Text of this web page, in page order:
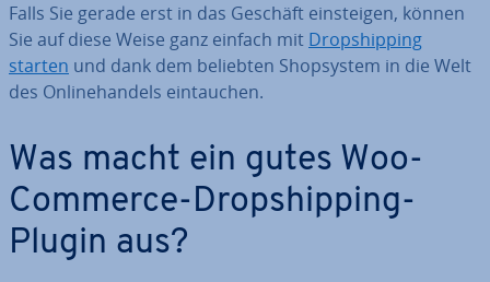
Falls Sie gerade erst in das Geschäft ein­stei­gen, können
Sie auf diese Weise ganz einfach mit Drop­ship­ping
starten und dank dem beliebten Shop­sys­tem in die Welt
des On­line­han­dels ein­tau­chen.
Was macht ein gutes Woo­
Com­mer­ce-Drop­ship­ping-
Plugin aus?